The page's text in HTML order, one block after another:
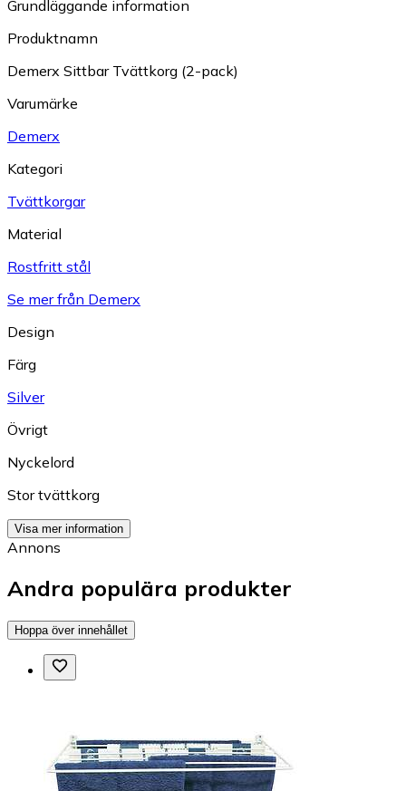
Grundläggande information
Produktnamn
Demerx Sittbar Tvättkorg (2-pack)
Varumärke
Demerx
Kategori
Tvättkorgar
Material
Rostfritt stål
Se mer från Demerx
Design
Färg
Silver
Övrigt
Nyckelord
Stor tvättkorg
Visa mer information
Annons
Andra populära produkter
Hoppa över innehållet